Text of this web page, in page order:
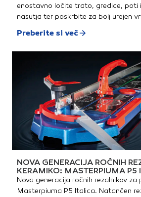
enostavno ločite trato, gredice, poti
nasutja ter poskrbite za bolj urejen
Preberite si več
NOVA GENERACIJA ROČNIH
KERAMIKO: MASTERPIUMA P5
Nova generacija ročnih rezalnikov za
Masterpiuma P5 Italica. Natančen